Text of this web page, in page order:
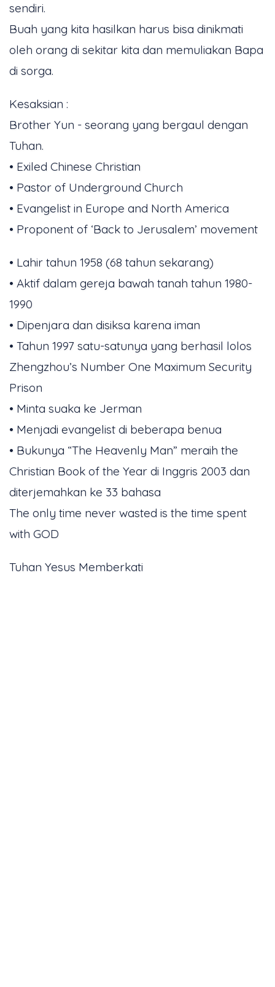
sendiri.
Buah yang kita hasilkan harus bisa dinikmati
oleh orang di sekitar kita dan memuliakan Bapa
di sorga.
Kesaksian :
Brother Yun - seorang yang bergaul dengan
Tuhan.
• Exiled Chinese Christian
• Pastor of Underground Church
• Evangelist in Europe and North America
• Proponent of ‘Back to Jerusalem’ movement
• Lahir tahun 1958 (68 tahun sekarang)
• Aktif dalam gereja bawah tanah tahun 1980-
1990
• Dipenjara dan disiksa karena iman
• Tahun 1997 satu-satunya yang berhasil lolos
Zhengzhou’s Number One Maximum Security
Prison
• Minta suaka ke Jerman
• Menjadi evangelist di beberapa benua
• Bukunya “The Heavenly Man” meraih the
Christian Book of the Year di Inggris 2003 dan
diterjemahkan ke 33 bahasa
The only time never wasted is the time spent
with GOD
Tuhan Yesus Memberkati